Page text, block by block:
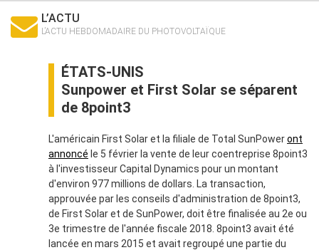
L’ACTU
L’ACTU HEBDOMADAIRE DU PHOTOVOLTAÏQUE
ÉTATS-UNIS
Sunpower et First Solar se séparent
de 8point3
L'américain First Solar et la filiale de Total SunPoweront
annoncé le 5 février la vente de leur coentreprise 8point3
à l'investisseur Capital Dynamics pour un montant
d'environ 977 millions de dollars. La transaction,
approuvée par les conseils d'administration de 8point3,
de First Solar et de SunPower, doit être finalisée au 2e ou
3e trimestre de l'année fiscale 2018. 8point3 avait été
lancée en mars 2015 et avait regroupé une partie du